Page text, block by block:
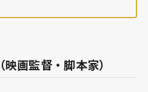
画監督・脚本家）